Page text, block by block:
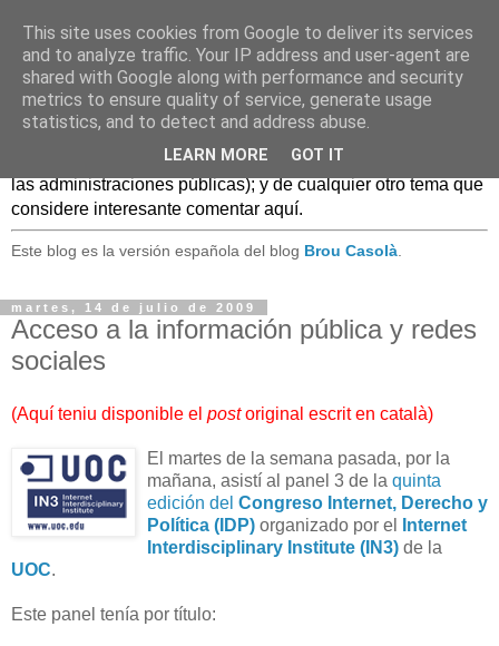
Caldo Casero
Blog sobre experiencias, comentarios, noticias, anécdotas,
... sobre lo que se conoce como
mundo de las TIC, (especialmente en el uso de estas TIC en
las administraciones públicas); y de cualquier otro tema que
considere interesante comentar aquí.
Este blog es la versión española del blog Brou Casolà.
martes, 14 de julio de 2009
Acceso a la información pública y redes
sociales
(Aquí teniu disponible el postoriginal escrit en català)
El martes de la semana pasada, por la
mañana, asistí al panel 3 de la quinta
edición del Congreso Internet, Derecho y
Política (IDP) organizado por el
Internet
Interdisciplinary Institute (IN3) de la
UOC.
Este panel tenía por título:
This site uses cookies from Google to deliver its services
and to analyze traffic. Your IP address and user-agent are
shared with Google along with performance and security
metrics to ensure quality of service, generate usage
statistics, and to detect and address abuse.
LEARN MORE GOT IT